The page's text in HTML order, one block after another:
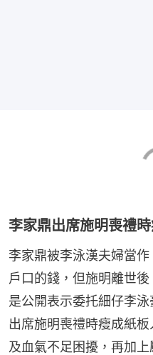
李家鼎出席施明喪禮
李家鼎被李泳漢夫婦當
戶口的錢，但施明離世
是公開表示委托細仔李
出席施明喪禮時瘦成紙
及血氣不足困擾，再加